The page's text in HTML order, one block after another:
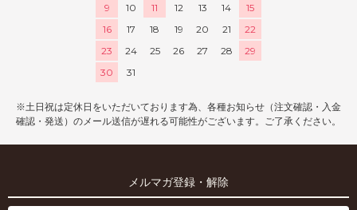
9
10 11 12 13 14
15
16
17 18 19 20 21
22
23
24 25 26 27 28
29
30
31
※土日祝は定休日をいただいております為、各種お知らせ（注文確認・入金
確認・発送）のメール送信が遅れる可能性がございます。ご了承ください。
メルマガ登録・解除